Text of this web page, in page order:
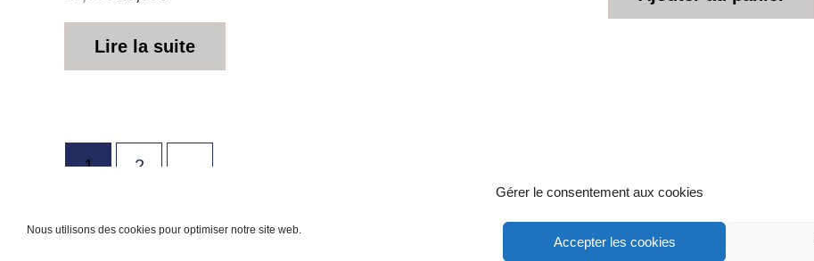
Gérer le consentement aux cookies
Nous utilisons des cookies pour optimiser notre site web.
Accepter les cookies
Lire la suite
1 2